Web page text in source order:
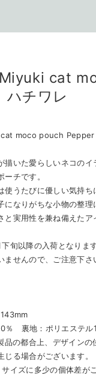
cat
チワレ
moco pouch
描いた愛らしいネコの
チです。
使うたびに優しい気持ち
になりがちな小物の整
と実用性を兼ね備えたア
旬以降の入荷となります
ませんので、ご注意下さ
％ 裏地：ポリエステ
品の都合上、デザイン
じる場合がございます。
イズに多少の個体差が